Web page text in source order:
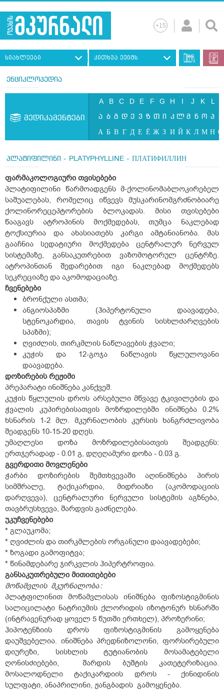
სიახლეები კითხვა ექიმს
ენციკლოპედია
მედიკამენტები
A B C D E F G H I J K L
ა ბ გ დ ე ვ ზ თ ი კ ლ მ ნ ო პ ჟ
А Б В Г Д Е Ё Ж З И Й К Л М Н О
პლატიფილინი - PLATYPHYLLINE - ПЛАТИФИЛЛИН
ფარმაკოლოგიური თვისებები
პლატიფილინი წარმოადგენს მ-ქოლინომაბლოკირებელ
საშუალებას, რომელიც იწვევს მუსკარინომგრძნობიარე
ქოლინორეცეპტორების ბლოკადას. მისი თვისებები
წააგავს ატროპინის მოქმედებას, თუმცა ნაკლებად
ტოქსიურია და ახასიათებს კარგი ამტანიანობა. მას
გააჩნია სედატიური მოქმედება ცენტრალურ ნერვულ
სისტემაზე, განსაკუთრებით ვაზომოტორულ ცენტრზე.
ატროპინთან შედარებით იგი ნაკლებად მოქმედებს
სეკრეციაზე და აკომოდაციაზე.
ჩვენებები
ბრონქული ასთმა;
ანგიოსპაზმი (ჰიპერტონული დაავადება,
სტენოკარდია, თავის ტვინის სისხლძარღვების
სპაზმი);
ღვიძლის, თირკმლის ნაწლავების ჭვალი;
კუჭის და 12-გოჯა ნაწლავის წყლულოვანი
დაავადება.
დოზირების რეჟიმი
პრეპარატი ინიშნება კანქვეშ.
კუჭის წყლულის დროს არსებული მწვავე ტკივილების და
ჭვალის კუპირებისათვის მოზრდილებში ინიშნება 0.2%
ხსნარის 1-2 მლ. მკურნალობის კურსის ხანგრძლივობა
შეადგენს 10-15-20 დღეს.
უმაღლესი დოზა მოზრდილებისათვის შეადგენს:
ერთჯერადად - 0.01 გ, დღეღამური დოზა - 0.03 გ.
გვერდითი მოვლენები
ჭარბი დოზირების შემთხვევაში აღინიშნება პირის
სიმშრალე, ტაქიკარდია, მიდრიაზი (აკომოდაციის
დარღვევა), ცენტრალური ნერვული სისტემის აგზნება,
თავბრუსხვევა, შარდვის გაძნელება.
უკუჩვენებები
* გლაუკომა;
* ღვიძლის და თირკმლების ორგანული დაავადებები;
* ზოგადი გამოფიტვა;
* წინამდებარე ჯირკვლის ჰიპერტროფია.
განსაკუთრებული მითითებები
მოწამვლის მკურნალობა:
პლატფილინით მოწამვლისას ინიშნება ფიზოსტიგმინის
სალიცილატი ნატრიუმის ქლორიდის იზოტონურ ხსნარში
(ინტრავენურად ყოველ 5 წუთში ერთხელ), პროზერინი;
ჰიპოტენზიის დროს ფიზოსტიგმინის გამოყენება
დაუშვებელია. ინიშნება პრედნიზოლონი, ფორსირებული
დიურეზი, სისხლის ტუტიანობის მოსამატებელი
ღონისძიებები, შარდის ბუშტის კათეტერიზაცია.
მოსალოდნელი ტაქიკარდიის დროს - ქინიდინის
სულფატი, ანაპრილინი, ჟანგბადის გამოყენება.